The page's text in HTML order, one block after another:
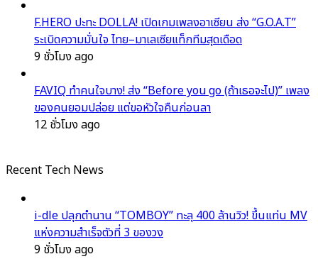
F.HERO ปะทะ DOLLA! เปิดเกมเพลงอาเซียน ส่ง “G.O.A.T”
ระเบิดความมั่นใจ ไทย–มาเลเซียแท็กทีมสุดเดือด
9 ชั่วโมง ago
FAVIQ ทำคนใจบาง! ส่ง “Before you go (ถ้าเธอจะไป)” เพลง
ของคนยอมปล่อย แต่ขอหัวใจคืนก่อนลา
12 ชั่วโมง ago
Recent Tech News
i-dle ปลุกตำนาน “TOMBOY” ทะลุ 400 ล้านวิว! ขึ้นแท่น MV
แห่งความสำเร็จตัวที่ 3 ของวง
9 ชั่วโมง ago